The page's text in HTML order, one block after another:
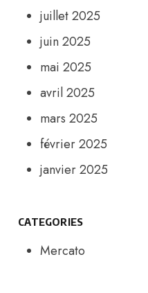
juillet 2025
juin 2025
mai 2025
avril 2025
mars 2025
février 2025
janvier 2025
CATEGORIES
Mercato